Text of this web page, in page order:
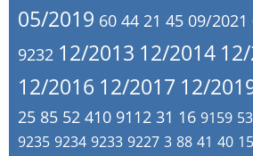
05/2019 60 44 21 45 09/2021
9232 12/2013 12/2014
12/2016 12/2017 12/
25 85 52 410 9112 31 16 9159 53
9235 9234 9233 9227 3 88 41 40 15